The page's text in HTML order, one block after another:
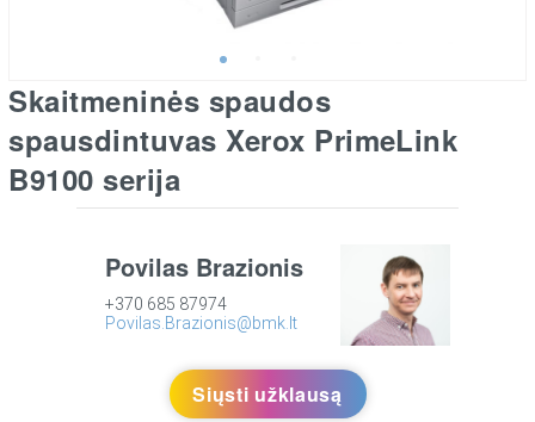
Skaitmeninės spaudos
spausdintuvas Xerox PrimeLink
B9100 serija
Povilas Brazionis
+370 685 87974
Povilas.Brazionis@bmk.lt
Siųsti užklausą